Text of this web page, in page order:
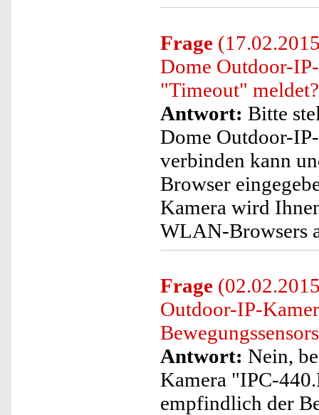
Frage
Dome Outdoor-
"Timeout" meldet?
Antwort: Bitte
Dome Outdoor-
verbinden kann
Browser
Kamera wird
WLAN-Browsers
Frage
Outdoor-IP-
Antwort: Nein,
Kamera "IPC-
empfindlich der